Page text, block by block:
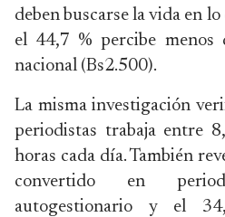
deben buscarse la vida en
el 44,7 % percibe menos
nacional (Bs2.500).
La misma investigación
periodistas trabaja entre
horas cada día. También
convertido en
autogestionario y el